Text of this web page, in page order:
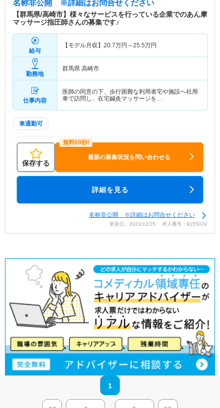
名称非公開 ※詳細はお問合せください
【群馬県/高崎市】様々なサービスを行っている企業でのあん摩
マッサージ指圧師さんの募集です♪
給与
【モデル月収】 20.7万円～25.5万円
勤務地
群馬県 高崎市
仕事内容
医師の同意の下、歩行困難な利用者宅や施設へ社用
車で訪問し、在宅鍼灸マッサージを…
車通勤可
保存する
最新の募集状況を問い合わせる
詳細を見る
名称非公開 ※詳細はお問合せください
更新日：2023/12/25 求人番号：9155024
1